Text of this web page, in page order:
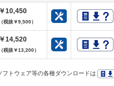
￥10,450
（税抜￥9,500）
￥14,520
（税抜￥13,200）
トウェア等の各種ダウンロードは